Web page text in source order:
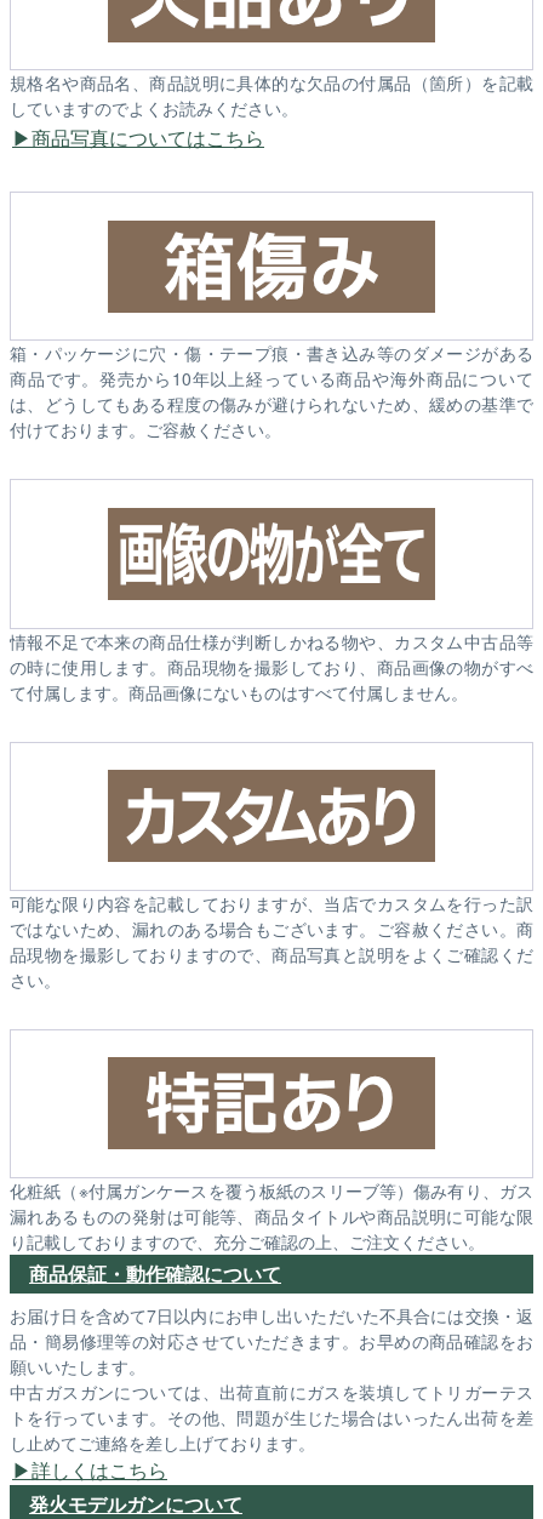
規格名や商品名、商品説明に具体的な欠品の付属品（箇所）を記載
していますのでよくお読みください。
商品写真についてはこちら
箱・パッケージに穴・傷・テープ痕・書き込み等のダメージがある
商品です。発売から10年以上経っている商品や海外商品について
は、どうしてもある程度の傷みが避けられないため、緩めの基準で
付けております。ご容赦ください。
情報不足で本来の商品仕様が判断しかねる物や、カスタム中古品等
の時に使用します。商品現物を撮影しており、商品画像の物がすべ
て付属します。商品画像にないものはすべて付属しません。
可能な限り内容を記載しておりますが、当店でカスタムを行った訳
ではないため、漏れのある場合もございます。ご容赦ください。商
品現物を撮影しておりますので、商品写真と説明をよくご確認くだ
さい。
化粧紙（※付属ガンケースを覆う板紙のスリーブ等）傷み有り、ガス
漏れあるものの発射は可能等、商品タイトルや商品説明に可能な限
り記載しておりますので、充分ご確認の上、ご注文ください。
商品保証・動作確認について
お届け日を含めて7日以内にお申し出いただいた不具合には交換・返
品・簡易修理等の対応させていただきます。お早めの商品確認をお
願いいたします。
中古ガスガンについては、出荷直前にガスを装填してトリガーテス
トを行っています。その他、問題が生じた場合はいったん出荷を差
し止めてご連絡を差し上げております。
詳しくはこちら
発火モデルガンについて